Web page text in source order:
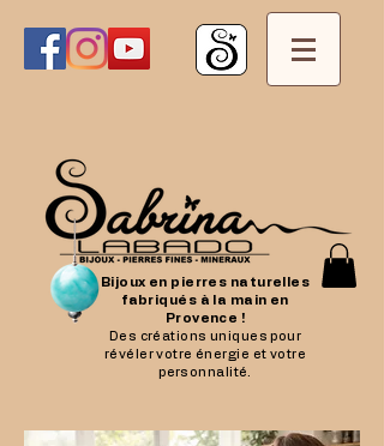
Bijoux en pierres naturelles
fabriqués à la main en
Provence !
Des créations uniques pour
révéler votre énergie et votre
personnalité.